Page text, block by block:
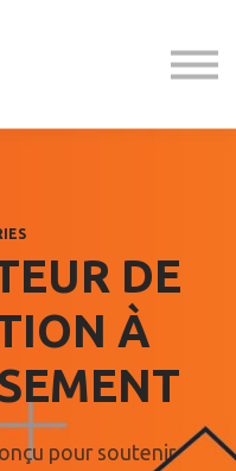
DE
À
pour soutenir